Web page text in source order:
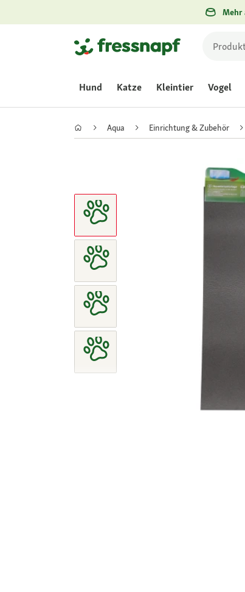
Mehr
Hund Katze Kleintier Vogel
Aqua Einrichtung & Zubehör